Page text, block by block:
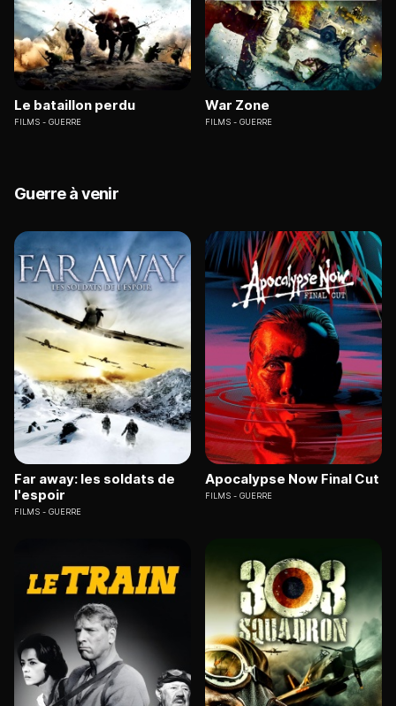
Le bataillon perdu
FILMS GUERRE
War Zone
FILMS GUERRE
Guerre à venir
Far away: les soldats de
l'espoir
FILMS GUERRE
Apocalypse Now Final Cut
FILMS GUERRE